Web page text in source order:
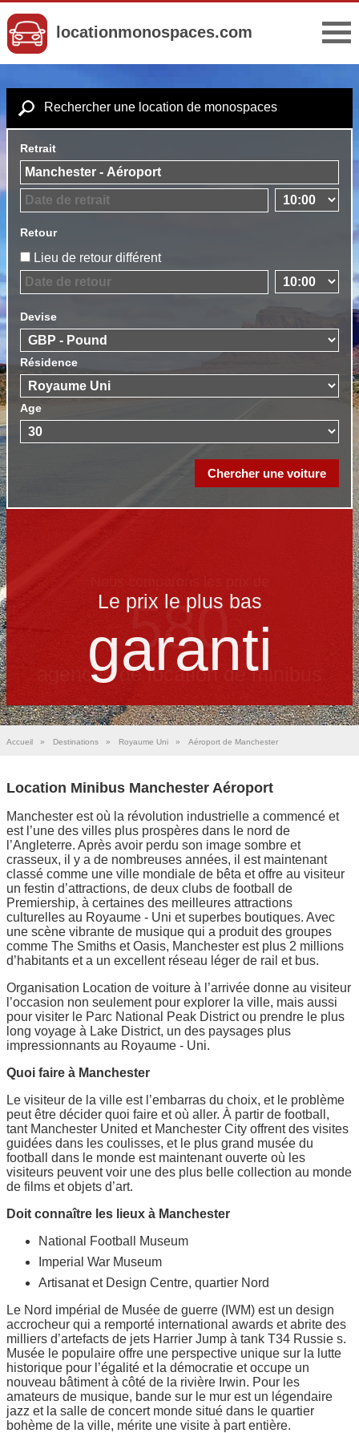
locationmonospaces.com
Rechercher une location de monospaces
Retrait
Retour
Lieu de retour différent
Devise
Résidence
Age
Le prix le​ plus bas
garanti
Accueil » Destinations » Royaume Uni » Aéroport de Manchester
Location Minibus Manchester Aéroport
Manchester est où la révolution industrielle a commencé et
est l’une des villes plus prospères dans le nord de
l’Angleterre. Après avoir perdu son image sombre et
crasseux, il y a de nombreuses années, il est maintenant
classé comme une ville mondiale de bêta et offre au visiteur
un festin d’attractions, de deux clubs de football de
Premiership, à certaines des meilleures attractions
culturelles au Royaume - Uni et superbes boutiques. Avec
une scène vibrante de musique qui a produit des groupes
comme The Smiths et Oasis, Manchester est plus 2 millions
d’habitants et a un excellent réseau léger de rail et bus.
Organisation Location de voiture à l’arrivée donne au visiteur
l’occasion non seulement pour explorer la ville, mais aussi
pour visiter le Parc National Peak District ou prendre le plus
long voyage à Lake District, un des paysages plus
impressionnants au Royaume - Uni.
Quoi faire à Manchester
Le visiteur de la ville est l’embarras du choix, et le problème
peut être décider quoi faire et où aller. À partir de football,
tant Manchester United et Manchester City offrent des visites
guidées dans les coulisses, et le plus grand musée du
football dans le monde est maintenant ouverte où les
visiteurs peuvent voir une des plus belle collection au monde
de films et objets d’art.
Doit connaître les lieux à Manchester
National Football Museum
Imperial War Museum
Artisanat et Design Centre, quartier Nord
Le Nord impérial de Musée de guerre (IWM) est un design
accrocheur qui a remporté international awards et abrite des
milliers d’artefacts de jets Harrier Jump à tank T34 Russie s.
Musée le populaire offre une perspective unique sur la lutte
historique pour l’égalité et la démocratie et occupe un
nouveau bâtiment à côté de la rivière Irwin. Pour les
amateurs de musique, bande sur le mur est un légendaire
jazz et la salle de concert monde situé dans le quartier
bohème de la ville, mérite une visite à part entière.